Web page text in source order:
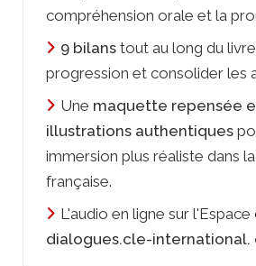
compréhension orale et la
9 bilans tout au long du
progression et consolider les
Une maquette repensée
illustrations authentiques
immersion plus réaliste dans
française.
L'audio en ligne sur l'Espace
dialogues.cle-international.